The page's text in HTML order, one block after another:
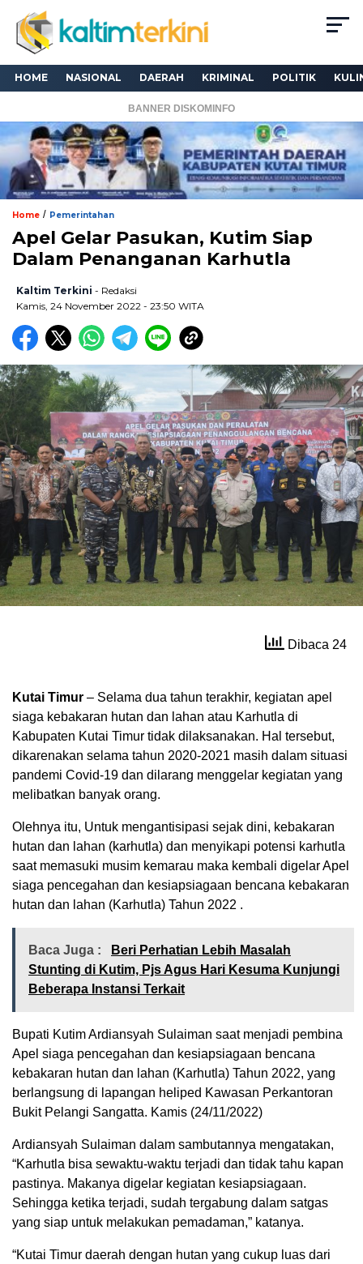
HOME NASIONAL DAERAH KRIMINAL POLITIK
BANNER DISKOMINFO
Home / Pemerintahan
Apel Gelar Pasukan, Kutim Siap
Dalam Penanganan Karhutla
Kaltim Terkini - Redaksi
Kamis, 24 November 2022 - 23:50 WITA
Dibaca 24
Kutai Timur – Selama dua tahun terakhir, kegiatan apel
siaga kebakaran hutan dan lahan atau Karhutla di
Kabupaten Kutai Timur tidak dilaksanakan. Hal tersebut,
dikarenakan selama tahun 2020-2021 masih dalam situasi
pandemi Covid-19 dan dilarang menggelar kegiatan yang
melibatkan banyak orang.
Olehnya itu, Untuk mengantisipasi sejak dini, kebakaran
hutan dan lahan (karhutla) dan menyikapi potensi karhutla
saat memasuki musim kemarau maka kembali digelar Apel
siaga pencegahan dan kesiapsiagaan bencana kebakaran
hutan dan lahan (Karhutla) Tahun 2022 .
Baca Juga :
Beri Perhatian Lebih Masalah
Stunting di Kutim, Pjs Agus Hari Kesuma Kunjungi
Beberapa Instansi Terkait
Bupati Kutim Ardiansyah Sulaiman saat menjadi pembina
Apel siaga pencegahan dan kesiapsiagaan bencana
kebakaran hutan dan lahan (Karhutla) Tahun 2022, yang
berlangsung di lapangan heliped Kawasan Perkantoran
Bukit Pelangi Sangatta. Kamis (24/11/2022)
Ardiansyah Sulaiman dalam sambutannya mengatakan,
“Karhutla bisa sewaktu-waktu terjadi dan tidak tahu kapan
pastinya. Makanya digelar kegiatan kesiapsiagaan.
Sehingga ketika terjadi, sudah tergabung dalam satgas
yang siap untuk melakukan pemadaman,” katanya.
“Kutai Timur daerah dengan hutan yang cukup luas dari